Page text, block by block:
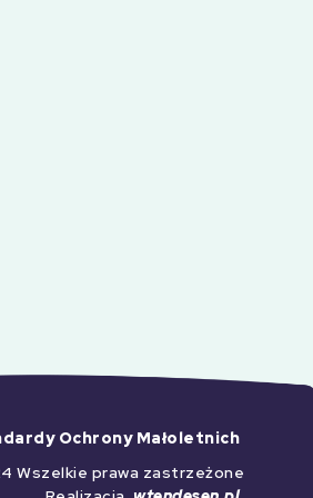
Ochrony Małoletnich
Wszelkie prawa zastrzeżone